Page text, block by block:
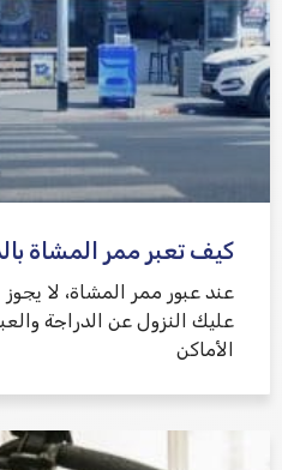
كيف تعبر ممر المشاة
عند عبور ممر المشاة، لا
عليك النزول عن الدراجة
الأماكن